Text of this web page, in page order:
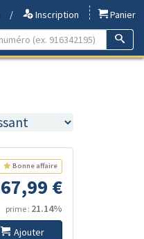
/ Inscription
Panier
Bonne affaire
67,99 €
prime : 21.14%
Ajouter